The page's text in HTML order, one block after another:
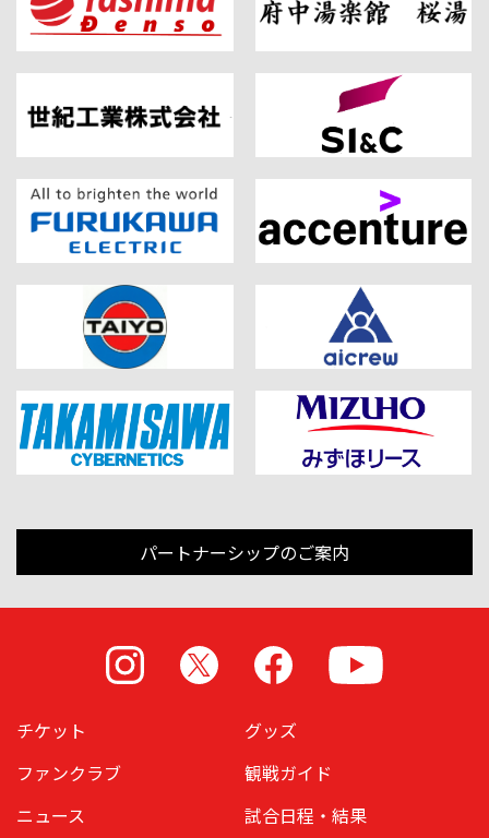
パートナーシップのご案内
Instagram Facebook
チケット
グッズ
ファンクラブ
観戦ガイド
ニュース
試合日程・結果